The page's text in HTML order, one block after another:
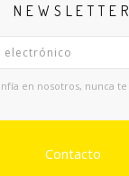
NEWSLETTER
en nosotros, nunca
Contacto